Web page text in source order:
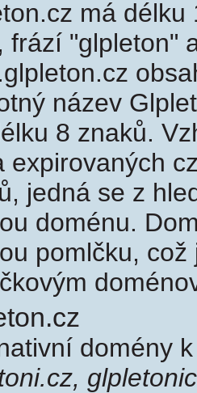
má
frází "glpleton"
název
8 znaků.
expirovaných
jedná se z
doménu.
pomlčku,
domény